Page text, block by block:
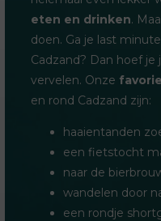
eten en drinken.
doen. Ga je last
Cadzand? Dan hoef
vervelen. Onze
en rond Cadzand zijn:
haaientanden
een fietstocht
naar de
wandelen door
een rondje